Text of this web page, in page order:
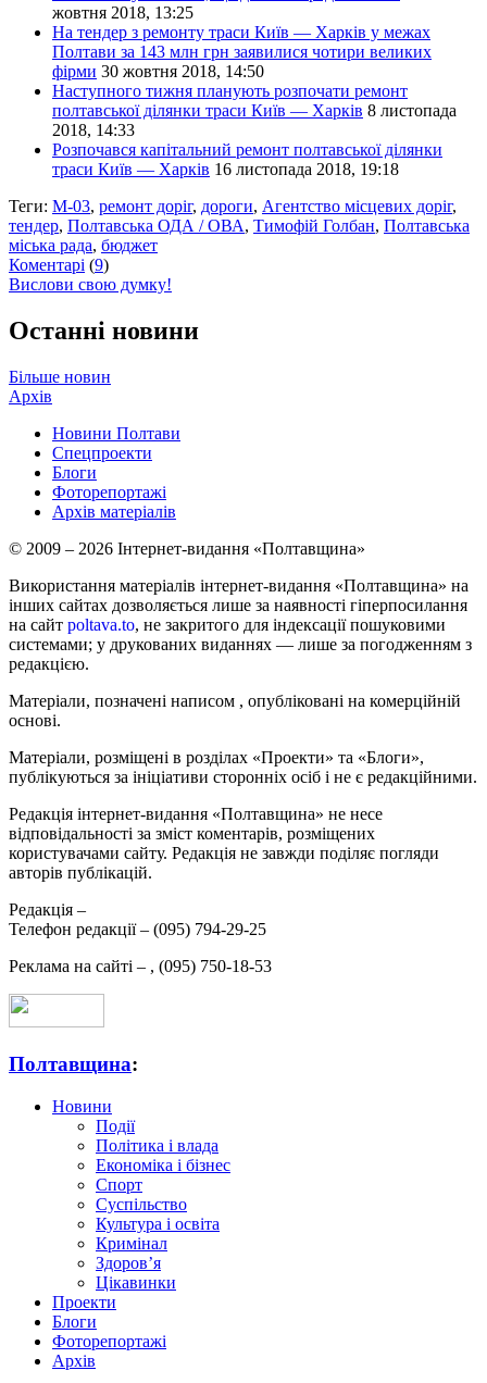
жовтня 2018, 13:25
На тендер з ремонту траси Київ — Харків у межах
Полтави за 143 млн грн заявилися чотири великих
фірми 30 жовтня 2018, 14:50
Наступного тижня планують розпочати ремонт
полтавської ділянки траси Київ — Харків 8 листопада
2018, 14:33
Розпочався капітальний ремонт полтавської ділянки
траси Київ — Харків 16 листопада 2018, 19:18
Теги: М-03, ремонт доріг, дороги, Агентство місцевих доріг,
тендер, Полтавська ОДА / ОВА, Тимофій Голбан, Полтавська
міська рада, бюджет
Коментарі (9)
Вислови свою думку!
Останні новини
Більше новин
Архів
Новини Полтави
Спецпроекти
Блоги
Фоторепортажі
Архів матеріалів
© 2009 – 2026 Інтернет-видання «Полтавщина»
Використання матеріалів інтернет-видання «Полтавщина» на
інших сайтах дозволяється лише за наявності гіперпосилання
на сайт poltava.to, не закритого для індексації пошуковими
системами; у друкованих виданнях — лише за погодженням з
редакцією.
Матеріали, позначені написом , опубліковані на комерційній
основі.
Матеріали, розміщені в розділах «Проекти» та «Блоги»,
публікуються за ініціативи сторонніх осіб і не є редакційними.
Редакція інтернет-видання «Полтавщина» не несе
відповідальності за зміст коментарів, розміщених
користувачами сайту. Редакція не завжди поділяє погляди
авторів публікацій.
Редакція –
Телефон редакції – (095) 794-29-25
Реклама на сайті – , (095) 750-18-53
Полтавщина:
Новини
Події
Політика і влада
Економіка і бізнес
Спорт
Суспільство
Культура і освіта
Кримінал
Здоров’я
Цікавинки
Проекти
Блоги
Фоторепортажі
Архів